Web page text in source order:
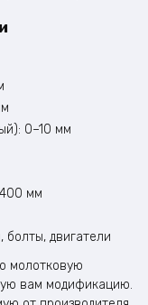
0–10 мм
мм
двигатели
молотковую
вам модификацию.